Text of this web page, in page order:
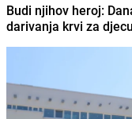
Budi njihov heroj:
darivanja krvi za